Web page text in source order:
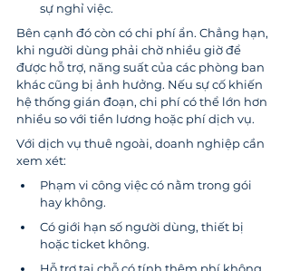
sự nghỉ việc.
Bên cạnh đó còn có chi phí ẩn. Chẳng hạn,
khi người dùng phải chờ nhiều giờ để
được hỗ trợ, năng suất của các phòng ban
khác cũng bị ảnh hưởng. Nếu sự cố khiến
hệ thống gián đoạn, chi phí có thể lớn hơn
nhiều so với tiền lương hoặc phí dịch vụ.
Với dịch vụ thuê ngoài, doanh nghiệp cần
xem xét:
Phạm vi công việc có nằm trong gói
hay không.
Có giới hạn số người dùng, thiết bị
hoặc ticket không.